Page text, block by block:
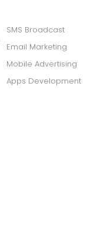
SMS Broadcast
Email Marketing
Mobile Advertising
Apps Development